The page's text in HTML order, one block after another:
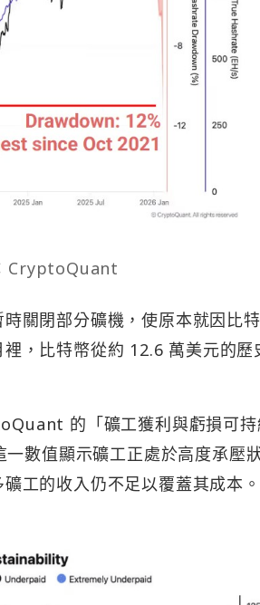
CryptoQuant
關閉部分礦機，使原本就因比
，比特幣從約 12.6 萬美元的歷
的「礦工獲利與虧損可
數值顯示礦工正處於高度承壓
工的收入仍不足以覆蓋其成本。